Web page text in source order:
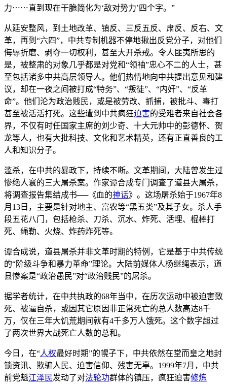
力⋯⋯直到现在干脆简化为‘敌对势力’四个字。”
从延安整风，到土地改革、镇反、三反五反、肃反、反右、文
革，再到“六四”，中共专制机器不停地揪出反党分子，对他们
侮辱折磨、剥夺一切权利，甚至大开杀戒。令人匪夷所思的
是，被整肃的对象几乎都是对党和“领袖”忠心不二的人士，甚
至包括诸多中共高层领导人。他们热情地向中共提出意见和建
议，却在一夜之间被打成“特务”、“叛徒”、“内奸”、“反革
命”。他们沦为政治贱民，或是被劳改、抓捕，被批斗、毒打
甚至被活活打死。这些遭到中共疯狂迫害的受难者来自社会各
界，不仅有时任国家主席的刘少奇、十大元帅中的彭德怀、贺
龙等人，也有大批科技、文化和艺术精英，还有正直善良的工
人和知识分子。
滥杀，在中共的暴政下，持续不断。文革期间，大陆曾发生过
惨绝人寰的三大屠杀案。作家谭合成专门调查了道县大屠杀，
将调查报告集结成书──《血的神话》。这场屠杀始于1967年8
月13日，主要是针对地主、富农等“黑五类”及其子女。杀人手
段五花八门，包括枪杀、刀杀、沉水、炸死、活埋、棍棒打
死、绳勒、火烧、炸药炸死等。
谭合成说，道县屠杀并非文革时期的特例，它是基于中共传统
的“阶级斗争和暴力革命”理论。大陆前媒体人杨继绳表示，道
县惨案是“政治愚民”对“政治贱民”的屠杀。
据学者统计，在中共执政的68年当中，在历次运动中被迫害致
死、被逼自杀，或因其它原因非正常死亡的总人数高达8千
万，仅在三年大饥荒期间就有4千多万人饿死。这个数字超过
了两次世界大战死亡人数的总和。
今日，在“人权最好时期”的幌子下，中共依然在堂而皇之地封
锁资讯、欺骗人民、迫害信仰、残害无辜。1999年7月，中共
前党魁江泽民发动了对法轮功群体的镇压，疯狂迫害修炼